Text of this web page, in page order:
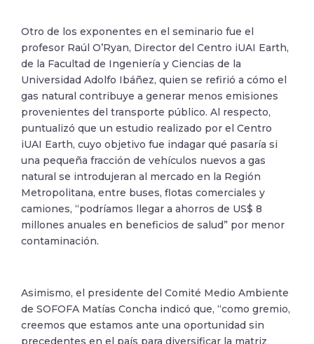
Otro de los exponentes en el seminario fue el
profesor Raúl O’Ryan, Director del Centro iUAI Earth,
de la Facultad de Ingeniería y Ciencias de la
Universidad Adolfo Ibáñez, quien se refirió a cómo el
gas natural contribuye a generar menos emisiones
provenientes del transporte público. Al respecto,
puntualizó que un estudio realizado por el Centro
iUAI Earth, cuyo objetivo fue indagar qué pasaría si
una pequeña fracción de vehículos nuevos a gas
natural se introdujeran al mercado en la Región
Metropolitana, entre buses, flotas comerciales y
camiones, “podríamos llegar a ahorros de US$ 8
millones anuales en beneficios de salud” por menor
contaminación.
Asimismo, el presidente del Comité Medio Ambiente
de SOFOFA Matías Concha indicó que, “como gremio,
creemos que estamos ante una oportunidad sin
precedentes en el país para diversificar la matriz